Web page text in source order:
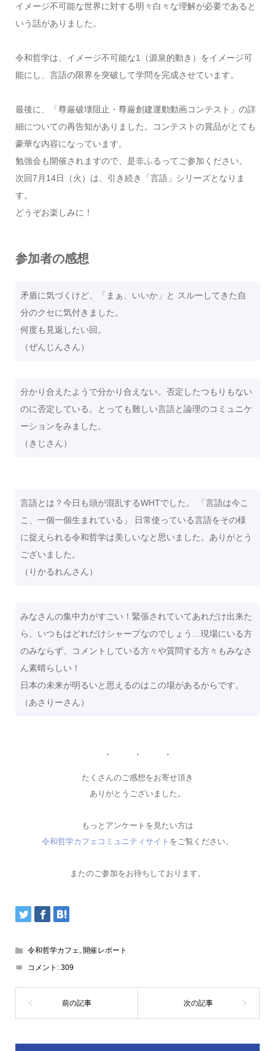
イメージ不可能な世界に対する明々白々な理解が必要であると
いう話がありました。
令和哲学は、イメージ不可能な1（源泉的動き）をイメージ可
能にし、言語の限界を突破して学問を完成させています。
最後に、「尊厳破壊阻止・尊厳創建運動動画コンテスト」の詳
細についての再告知がありました。コンテストの賞品がとても
豪華な内容になっています。
勉強会も開催されますので、是非ふるってご参加ください。
次回7月14日（火）は、引き続き「言語」シリーズとなりま
す。
どうぞお楽しみに！
参加者の感想
矛盾に気づくけど、「まぁ、いいか」と スルーしてきた自
分のクセに気付きました。
何度も見返したい回。
（ぜんじんさん）
分かり合えたようで分かり合えない。否定したつもりもない
のに否定している。とっても難しい言語と論理のコミュニケ
ーションをみました。
（きじさん）
言語とは？今日も頭が混乱するWHTでした。 「言語は今こ
こ、一個一個生まれている」 日常使っている言語をその様
に捉えられる令和哲学は美しいなと思いました。ありがとう
ございました。
（りかるれんさん）
みなさんの集中力がすごい！緊張されていてあれだけ出来た
ら、いつもはどれだけシャープなのでしょう…現場にいる方
のみならず、コメントしている方々や質問する方々もみなさ
ん素晴らしい！
日本の未来が明るいと思えるのはこの場があるからです。
（あさりーさん）
たくさんのご感想をお寄せ頂き
ありがとうございました。
もっとアンケートを見たい方は
令和哲学カフェコミュニティサイト をご覧ください。
またのご参加をお待ちしております。
令和哲学カフェ, 開催レポート
コメント: 309